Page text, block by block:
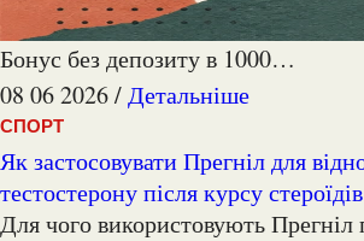
Бонус без депозиту в 1000…
08 06 2026 /Детальніше
СПОРТ
Як застосовувати Прегніл для відновлення
тестостерону після курсу стероїдів
Для чого використовують Прегніл після курсу